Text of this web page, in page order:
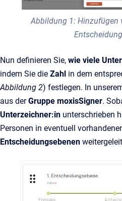
Abbildung 1: Hinzufügen
Nun definieren Sie, wie viele
indem Sie die Zahl in dem
Abbildung 2) festlegen. In
aus derGruppe moxisSigner.
Unterzeichner:in unterschrieben
Personen in eventuell
Entscheidungsebenen